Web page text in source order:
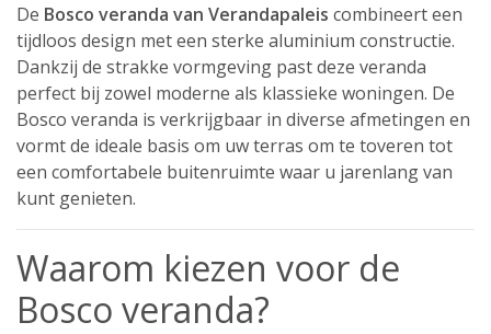
De Bosco veranda van Verandapaleis combineert een
tijdloos design met een sterke aluminium constructie.
Dankzij de strakke vormgeving past deze veranda
perfect bij zowel moderne als klassieke woningen. De
Bosco veranda is verkrijgbaar in diverse afmetingen en
vormt de ideale basis om uw terras om te toveren tot
een comfortabele buitenruimte waar u jarenlang van
kunt genieten.
Waarom kiezen voor de
Bosco veranda?